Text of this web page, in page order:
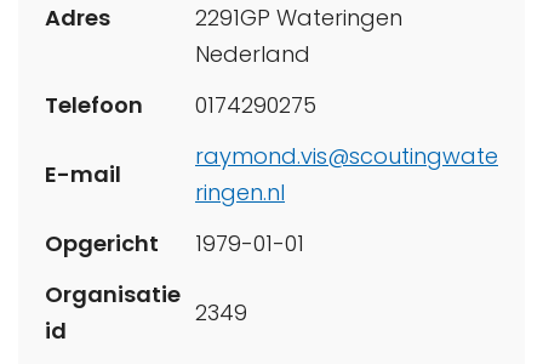
Adres
2291GP Wateringen
Nederland
Telefoon
0174290275
E-mail
raymond.vis@scoutingwate
ringen.nl
Opgericht
1979-01-01
Organisatie
id
2349